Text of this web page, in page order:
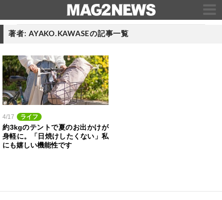
著者: AYAKO.KAWASEの記事一覧
4/17 ライフ
約3kgのテントで夏のお出かけが
身軽に。「日焼けしたくない」私
にも嬉しい機能性です